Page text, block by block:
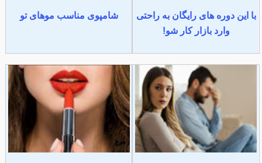
با این دوره های رایگان به راحتی
وارد بازار کار شو!
شامپوی مناسب موهای تو